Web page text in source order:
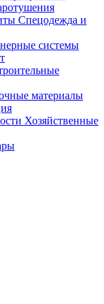
Спецодежда и
системы
материалы
Хозяйственные